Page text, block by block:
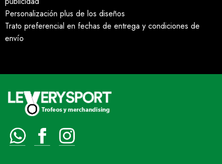
Personalización plus de los diseños
Trato preferencial en fechas de entrega y condiciones de
envío